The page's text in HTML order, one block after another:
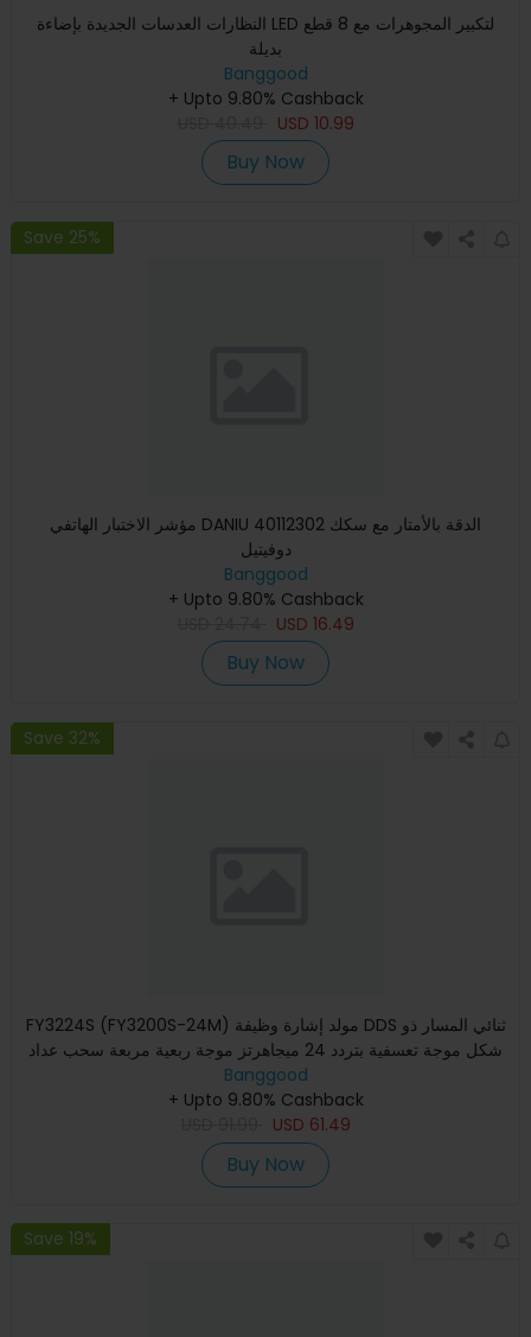
النظارات العدسات الجديدة بإضاءة LED لتكبير المجوهرات مع 8 قطع
بديلة
Banggood
+ Upto 9.80% Cashback
USD 10.99
Buy Now
Save 25%
مؤشر الاختبار الهاتفي DANIU 40112302 الدقة بالأمتار مع سكك
دوفيتيل
Banggood
+ Upto 9.80% Cashback
USD 16.49
Buy Now
Save 32%
FY3224S (FY3200S-24M) مولد إشارة وظيفة DDS ثنائي المسار ذو
شكل موجة تعسفية بتردد 24 ميجاهرتز موجة ربعية مربعة سحب عداد
Banggood
+ Upto 9.80% Cashback
USD 61.49
Buy Now
Save 19%